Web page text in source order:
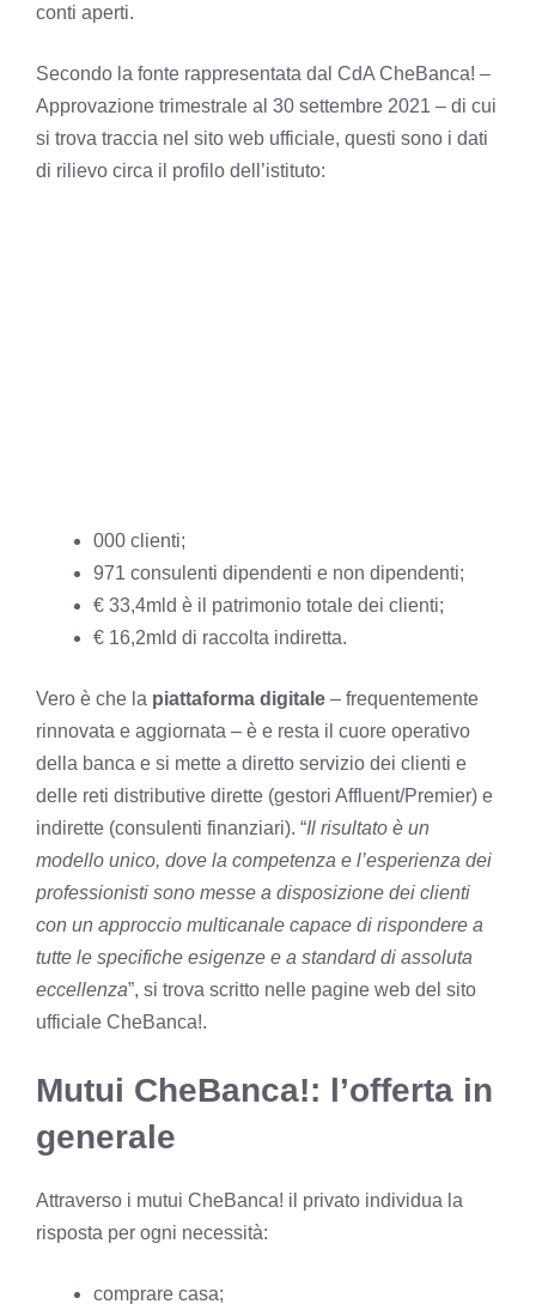
conti aperti.
Secondo la fonte rappresentata dal CdA CheBanca! –
Approvazione trimestrale al 30 settembre 2021 – di cui
si trova traccia nel sito web ufficiale, questi sono i dati
di rilievo circa il profilo dell’istituto:
000 clienti;
971 consulenti dipendenti e non dipendenti;
€ 33,4mld è il patrimonio totale dei clienti;
€ 16,2mld di raccolta indiretta.
Vero è che la piattaforma digitale – frequentemente
rinnovata e aggiornata – è e resta il cuore operativo
della banca e si mette a diretto servizio dei clienti e
delle reti distributive dirette (gestori Affluent/Premier) e
indirette (consulenti finanziari). “Il risultato è un
modello unico, dove la competenza e l’esperienza dei
professionisti sono messe a disposizione dei clienti
con un approccio multicanale capace di rispondere a
tutte le specifiche esigenze e a standard di assoluta
eccellenza”, si trova scritto nelle pagine web del sito
ufficiale CheBanca!.
Mutui CheBanca!: l’offerta in
generale
Attraverso i mutui CheBanca! il privato individua la
risposta per ogni necessità:
comprare casa;